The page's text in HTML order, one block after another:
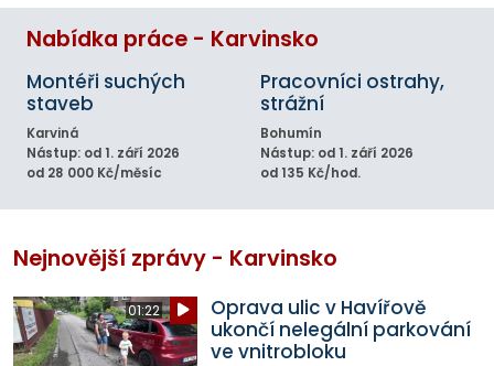
Nabídka práce - Karvinsko
Montéři suchých
staveb
Karviná
Nástup: od 1. září 2026
od 28 000 Kč/měsíc
Pracovníci ostrahy,
strážní
Bohumín
Nástup: od 1. září 2026
od 135 Kč/hod.
Nejnovější zprávy - Karvinsko
01:22
Oprava ulic v Havířově
ukončí nelegální parkování
ve vnitrobloku